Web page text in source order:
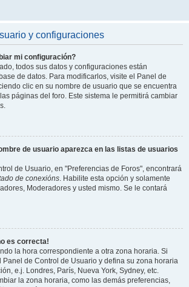
y configuraciones
mi configuración?
todos sus datos y configuraciones están
de datos. Para modificarlos, visite el Panel de
clic en su nombre de usuario que se encuentra
páginas del foro. Este sistema le permitirá cambiar
de usuario aparezca en las listas de usuarios
de Usuario, en "Preferencias de Foros", encontrará
de conexións. Habilite esta opción y solamente
Moderadores y usted mismo. Se le contará
es correcta!
la hora correspondiente a otra zona horaria. Si
Panel de Control de Usuario y defina su zona horaria
e.j. Londres, París, Nueva York, Sydney, etc.
la zona horaria, como las demás preferencias,